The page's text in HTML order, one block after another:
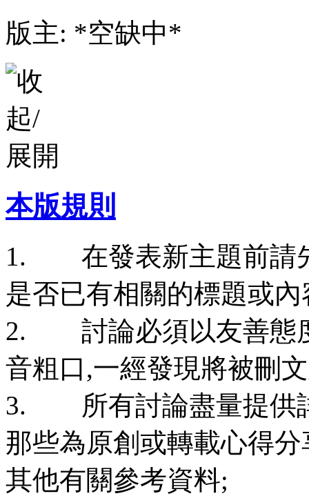
版主: *空缺中*
本版規則
1. 在發表新主題前請
是否已有相關的標題或內
2. 討論必須以友善態
音粗口,一經發現將被刪
3. 所有討論盡量提供
那些為原創或轉載心得
其他有關參考資料;